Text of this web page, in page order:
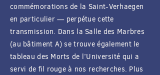
commémorations de la Saint-Verhaegen
en particulier — perpétue cette
transmission. Dans la Salle des Marbres
(au bâtiment A) se trouve également le
tableau des Morts de l’Université qui a
servi de fil rouge à nos recherches. Plus